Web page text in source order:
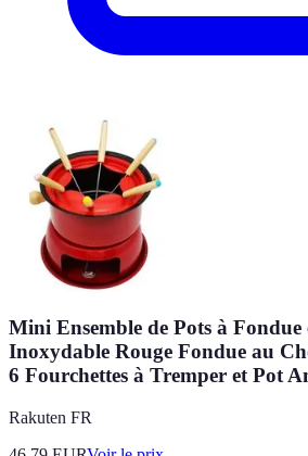
Mini Ensemble de Pots à Fondue
Inoxydable Rouge Fondue au
6 Fourchettes à Tremper et Pot
Rakuten FR